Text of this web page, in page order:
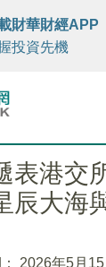
FINTV
財華財經APP
投資先機
表港交
辰大海
2026年5月